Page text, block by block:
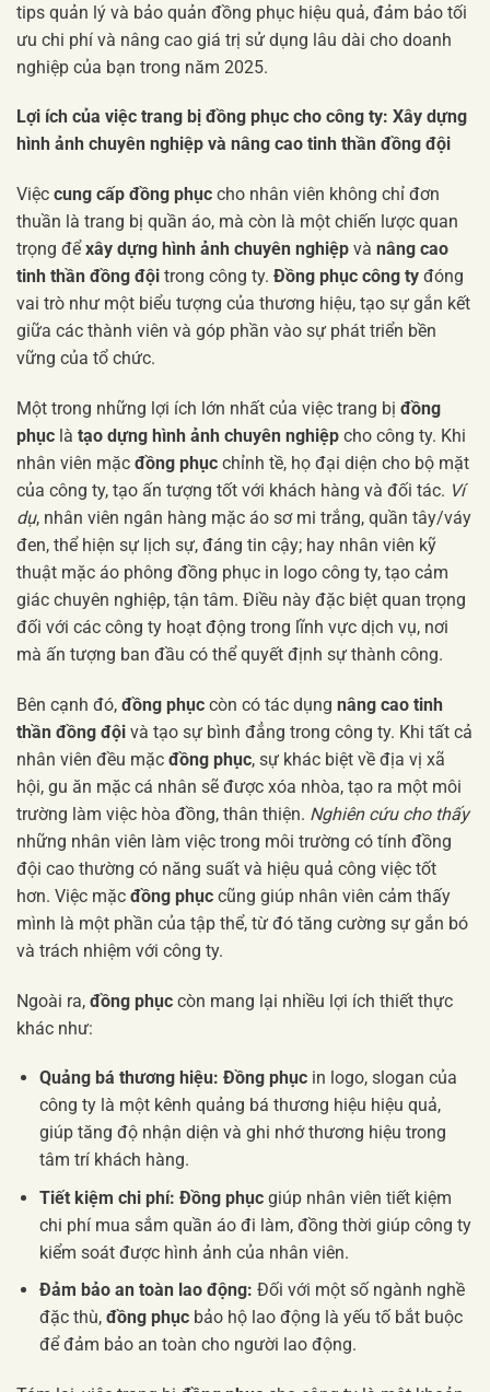
tips quản lý và bảo quản đồng phục hiệu quả, đảm bảo tối
ưu chi phí và nâng cao giá trị sử dụng lâu dài cho doanh
nghiệp của bạn trong năm 2025.
Lợi ích của việc trang bị đồng phục cho công ty: Xây dựng
hình ảnh chuyên nghiệp và nâng cao tinh thần đồng đội
Việc cung cấp đồng phục cho nhân viên không chỉ đơn
thuần là trang bị quần áo, mà còn là một chiến lược quan
trọng đểxây dựng hình ảnh chuyên nghiệp và nâng cao
tinh thần đồng đội trong công ty. Đồng phục công ty đóng
vai trò như một biểu tượng của thương hiệu, tạo sự gắn kết
giữa các thành viên và góp phần vào sự phát triển bền
vững của tổ chức.
Một trong những lợi ích lớn nhất của việc trang bị đồng
phục là tạo dựng hình ảnh chuyên nghiệp cho công ty. Khi
nhân viên mặc đồng phục chỉnh tề, họ đại diện cho bộ mặt
của công ty, tạo ấn tượng tốt với khách hàng và đối tác. Ví
dụ, nhân viên ngân hàng mặc áo sơ mi trắng, quần tây/váy
đen, thể hiện sự lịch sự, đáng tin cậy; hay nhân viên kỹ
thuật mặc áo phông đồng phục in logo công ty, tạo cảm
giác chuyên nghiệp, tận tâm. Điều này đặc biệt quan trọng
đối với các công ty hoạt động trong lĩnh vực dịch vụ, nơi
mà ấn tượng ban đầu có thể quyết định sự thành công.
Bên cạnh đó, đồng phục còn có tác dụng nâng cao tinh
thần đồng đội và tạo sự bình đẳng trong công ty. Khi tất cả
nhân viên đều mặc đồng phục, sự khác biệt về địa vị xã
hội, gu ăn mặc cá nhân sẽ được xóa nhòa, tạo ra một môi
trường làm việc hòa đồng, thân thiện. Nghiên cứu cho thấy
những nhân viên làm việc trong môi trường có tính đồng
đội cao thường có năng suất và hiệu quả công việc tốt
hơn. Việc mặc đồng phục cũng giúp nhân viên cảm thấy
mình là một phần của tập thể, từ đó tăng cường sự gắn bó
và trách nhiệm với công ty.
Ngoài ra, đồng phục còn mang lại nhiều lợi ích thiết thực
khác như:
Quảng bá thương hiệu: Đồng phụcin logo, slogan của
công ty là một kênh quảng bá thương hiệu hiệu quả,
giúp tăng độ nhận diện và ghi nhớ thương hiệu trong
tâm trí khách hàng.
Tiết kiệm chi phí: Đồng phụcgiúp nhân viên tiết kiệm
chi phí mua sắm quần áo đi làm, đồng thời giúp công ty
kiểm soát được hình ảnh của nhân viên.
Đảm bảo an toàn lao động: Đối với một số ngành nghề
đặc thù, đồng phụcbảo hộ lao động là yếu tố bắt buộc
để đảm bảo an toàn cho người lao động.